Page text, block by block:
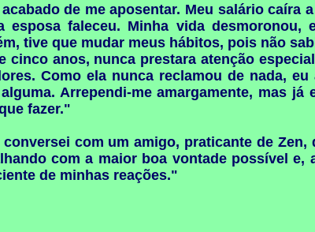
de me aposentar. Meu salário caíra
esposa faleceu. Minha vida desmoronou,
tive que mudar meus hábitos, pois não
cinco anos, nunca prestara atenção
Como ela nunca reclamou de nada,
Arrependi-me amargamente, mas
fazer."
com um amigo, praticante de
com a maior boa vontade possível e,
de minhas reações."